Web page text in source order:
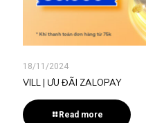
18/11/2024
VILL | ƯU ĐÃI ZALOPAY
Read more